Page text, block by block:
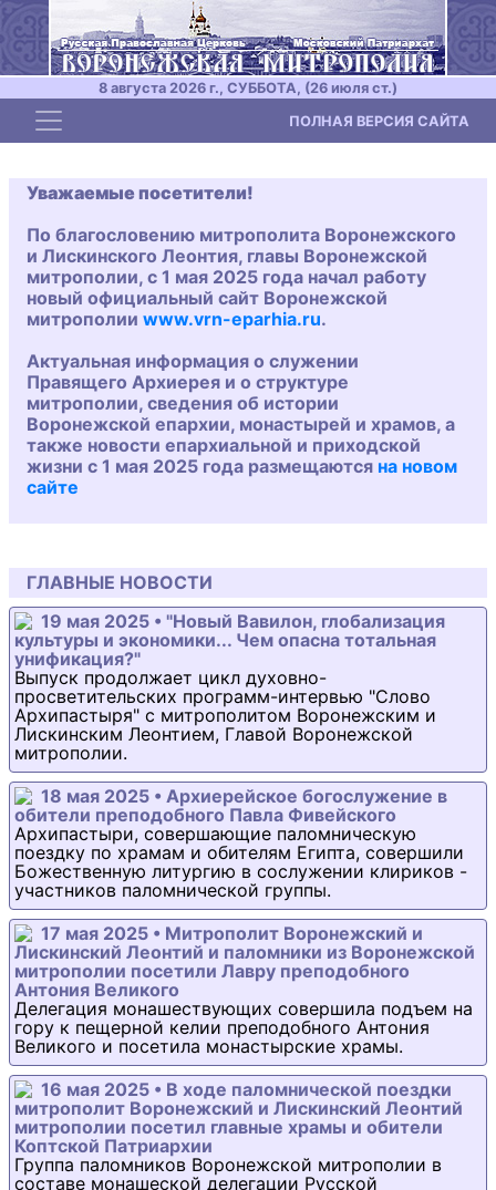
8 августа 2026 г., СУББОТА, (26 июля ст.)
Toggle navigation ПОЛНАЯ ВЕРСИЯ САЙТА
Уважаемые посетители!
По благословению митрополита Воронежского
и Лискинского Леонтия, главы Воронежской
митрополии, с 1 мая 2025 года начал работу
новый официальный сайт Воронежской
митрополии www.vrn-eparhia.ru.
Актуальная информация о служении
Правящего Архиерея и о структуре
митрополии, сведения об истории
Воронежской епархии, монастырей и храмов, а
также новости епархиальной и приходской
жизни с 1 мая 2025 года размещаются на новом
сайте
ГЛАВНЫЕ НОВОСТИ
19 мая 2025 • "Новый Вавилон, глобализация
культуры и экономики... Чем опасна тотальная
унификация?"
Выпуск продолжает цикл духовно-
просветительских программ-интервью "Слово
Архипастыря" с митрополитом Воронежским и
Лискинским Леонтием, Главой Воронежской
митрополии.
18 мая 2025 • Архиерейское богослужение в
обители преподобного Павла Фивейского
Архипастыри, совершающие паломническую
поездку по храмам и обителям Египта, совершили
Божественную литургию в сослужении клириков -
участников паломнической группы.
17 мая 2025 • Митрополит Воронежский и
Лискинский Леонтий и паломники из Воронежской
митрополии посетили Лавру преподобного
Антония Великого
Делегация монашествующих совершила подъем на
гору к пещерной келии преподобного Антония
Великого и посетила монастырские храмы.
16 мая 2025 • В ходе паломнической поездки
митрополит Воронежский и Лискинский Леонтий
митрополии посетил главные храмы и обители
Коптской Патриархии
Группа паломников Воронежской митрополии в
составе монашеской делегации Русской